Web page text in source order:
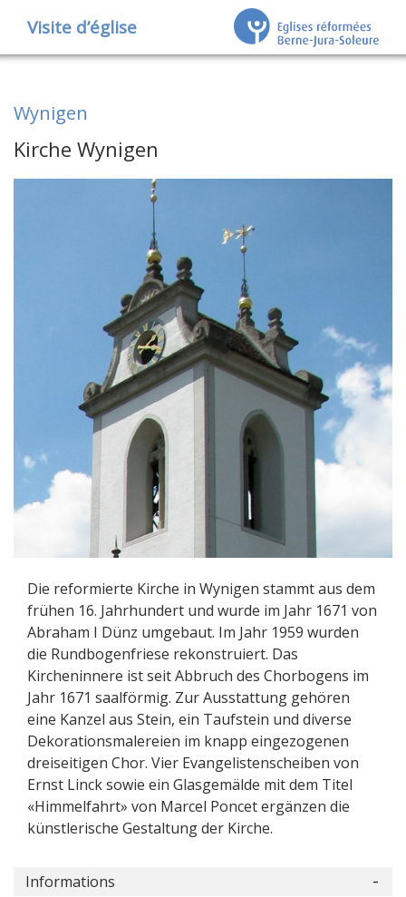
Visite d’église
Wynigen
Kirche Wynigen
Die reformierte Kirche in Wynigen stammt aus dem
frühen 16. Jahrhundert und wurde im Jahr 1671 von
Abraham I Dünz umgebaut. Im Jahr 1959 wurden
die Rundbogenfriese rekonstruiert. Das
Kircheninnere ist seit Abbruch des Chorbogens im
Jahr 1671 saalförmig. Zur Ausstattung gehören
eine Kanzel aus Stein, ein Taufstein und diverse
Dekorationsmalereien im knapp eingezogenen
dreiseitigen Chor. Vier Evangelistenscheiben von
Ernst Linck sowie ein Glasgemälde mit dem Titel
«Himmelfahrt» von Marcel Poncet ergänzen die
künstlerische Gestaltung der Kirche.
Informations